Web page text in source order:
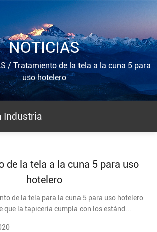
NOTICIAS
/ Tratamiento de la tela a la cuna 5 para
uso hotelero
Industria
de la tela a la cuna 5 para uso
hotelero
de la tela para la cuna 5 para uso hotelero
que la tapicería cumpla con los estánd...